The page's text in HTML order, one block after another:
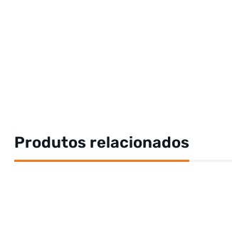
Produtos relacionados